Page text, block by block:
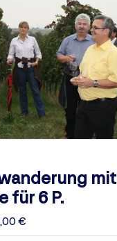
mit
für 6 P.
€